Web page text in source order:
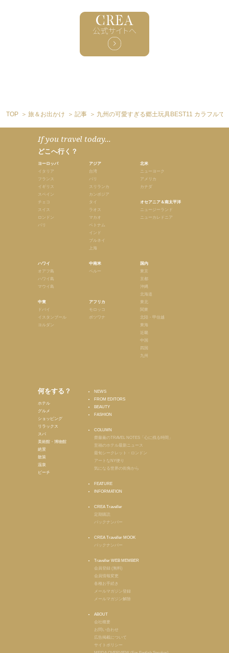
TOP 旅＆お出かけ 記事 九州の可愛すぎる郷土玩具BEST11 カラフルで
If you travel today...
どこへ行く？
ヨーロッパ
イタリア
フランス
イギリス
スペイン
チェコ
スイス
ロンドン
パリ
ハワイ
オアフ島
ハワイ島
マウイ島
中東
ドバイ
イスタンブール
ヨルダン
アジア
台湾
バリ
スリランカ
カンボジア
タイ
ラオス
マカオ
ベトナム
インド
ブルネイ
上海
中南米
ペルー
アフリカ
モロッコ
ボツワナ
北米
ニューヨーク
アメリカ
カナダ
オセアニア＆南太平洋
ニュージーランド
ニューカレドニア
国内
東京
京都
沖縄
北海道
東北
関東
北陸・甲信越
東海
近畿
中国
四国
九州
何をする？
ホテル
グルメ
ショッピング
リラックス
スパ
美術館・博物館
絶景
散策
温泉
ビーチ
NEWS
FROM EDITORS
BEAUTY
FASHION
COLUMN
齋藤薫のTRAVEL NOTES「心に残る時間」
至福のホテル最新ニュース
最旬シークレット・ロンドン
アートなNY便り
気になる世界の街角から
FEATURE
INFORMATION
CREA Traveller
定期購読
バックナンバー
CREA Traveller MOOK
バックナンバー
Traveller WEB MEMBER
会員登録 (無料)
会員情報変更
各種お手続き
メールマガジン登録
メールマガジン解除
ABOUT
会社概要
お問い合わせ
広告掲載について
サイトポリシー